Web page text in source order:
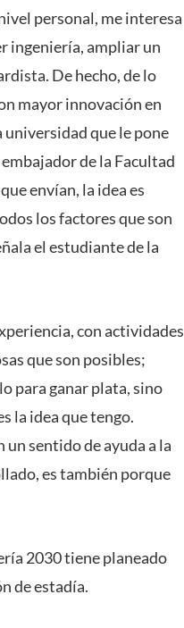
personal, me interesa
ingeniería, ampliar un
De hecho, de lo
mayor innovación en
universidad que le pone
de la Facultad
envían, la idea es
los factores que son
el estudiante de la
con actividades
que son posibles;
para ganar plata, sino
la idea que tengo.
un sentido de ayuda a la
es también porque
2030 tiene planeado
de estadía.